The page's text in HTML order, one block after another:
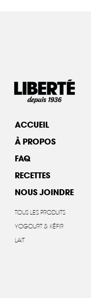
ACCUEIL
À PROPOS
FAQ
RECETTES
NOUS JOINDRE
TOUS LES PRODUITS
YOGOURT & KÉFIR
LAIT